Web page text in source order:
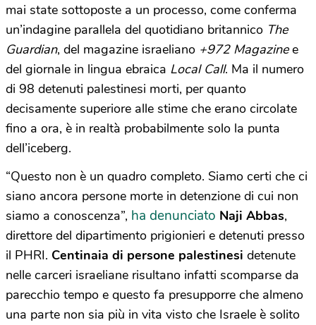
mai state sottoposte a un processo, come conferma
un’indagine parallela del quotidiano britannico The
Guardian, del magazine israeliano +972 Magazinee
del giornale in lingua ebraica Local Call. Ma il numero
di 98 detenuti palestinesi morti, per quanto
decisamente superiore alle stime che erano circolate
fino a ora, è in realtà probabilmente solo la punta
dell’iceberg.
“Questo non è un quadro completo. Siamo certi che ci
siano ancora persone morte in detenzione di cui non
siamo a conoscenza”, ha denunciato Naji Abbas,
direttore del dipartimento prigionieri e detenuti presso
il PHRI. Centinaia di persone palestinesi detenute
nelle carceri israeliane risultano infatti scomparse da
parecchio tempo e questo fa presupporre che almeno
una parte non sia più in vita visto che Israele è solito